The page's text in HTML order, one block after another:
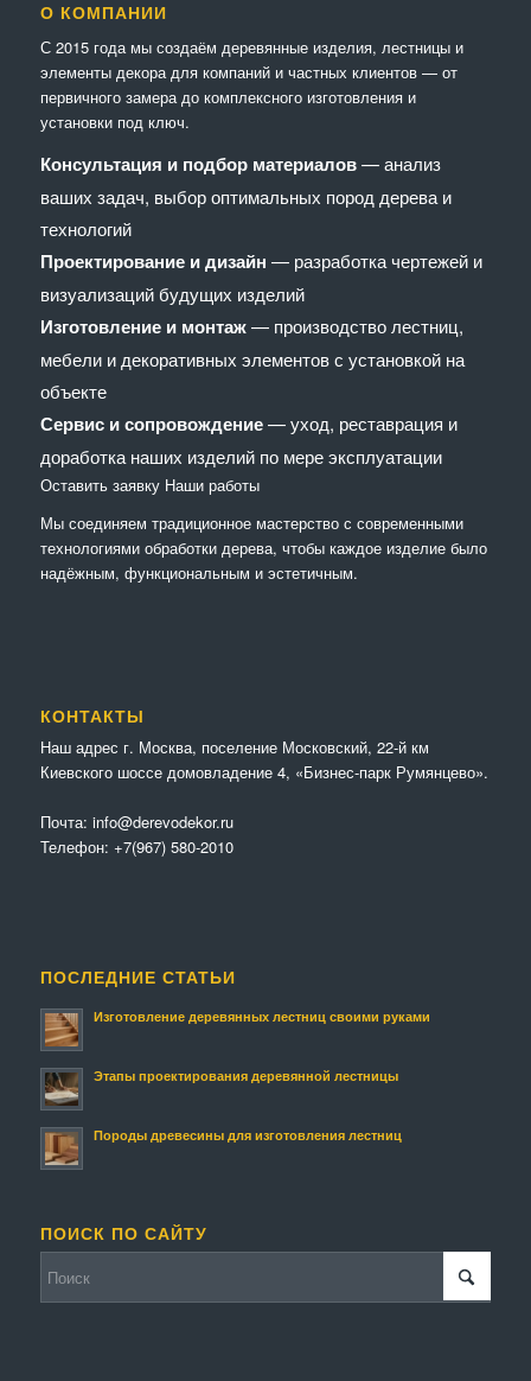
О КОМПАНИИ
С 2015 года мы создаём деревянные изделия, лестницы и
элементы декора для компаний и частных клиентов — от
первичного замера до комплексного изготовления и
установки под ключ.
Консультация и подбор материалов— анализ
ваших задач, выбор оптимальных пород дерева и
технологий
Проектирование и дизайн — разработка чертежей и
визуализаций будущих изделий
Изготовление и монтаж— производство лестниц,
мебели и декоративных элементов с установкой на
объекте
Сервис и сопровождение— уход, реставрация и
доработка наших изделий по мере эксплуатации
Оставить заявку Наши работы
Мы соединяем традиционное мастерство с современными
технологиями обработки дерева, чтобы каждое изделие было
надёжным, функциональным и эстетичным.
КОНТАКТЫ
Наш адрес г. Москва, поселение Московский, 22-й км
Киевского шоссе домовладение 4, «Бизнес-парк Румянцево».
Почта: info@derevodekor.ru
Телефон: +7(967) 580-2010
ПОСЛЕДНИЕ СТАТЬИ
Изготовление деревянных лестниц своими руками
Этапы проектирования деревянной лестницы
Породы древесины для изготовления лестниц
ПОИСК ПО САЙТУ